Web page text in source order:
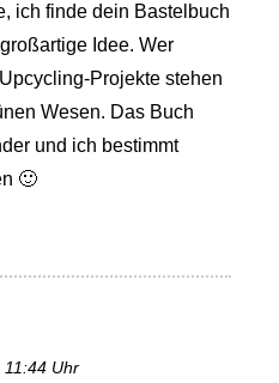
ich finde dein Bastelbuch
Idee. Wer
Projekte stehen
Wesen. Das Buch
und ich bestimmt
🙂
Uhr